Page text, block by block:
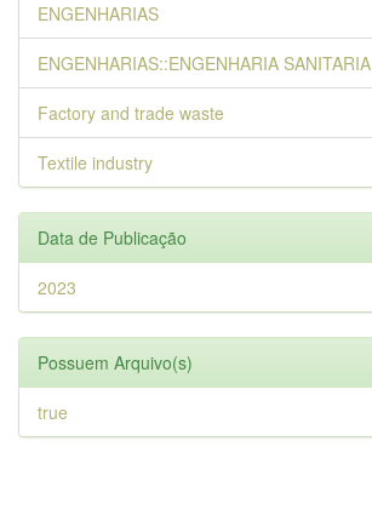
ENGENHARIAS
ENGENHARIAS::ENGENHARIA SANITARIA
Factory and trade waste
Textile industry
Data de Publicação
2023
Possuem Arquivo(s)
true